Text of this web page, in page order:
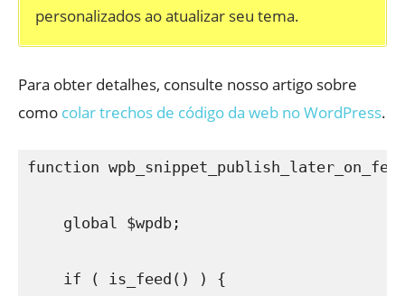
personalizados ao atualizar seu tema.
Para obter detalhes, consulte nosso artigo sobre
como colar trechos de código da web no WordPress.
function
    global $wpdb;
    if ( is_feed() ) {